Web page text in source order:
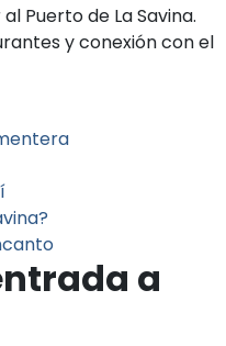
Puerto de La Savina.
y conexión con el
a